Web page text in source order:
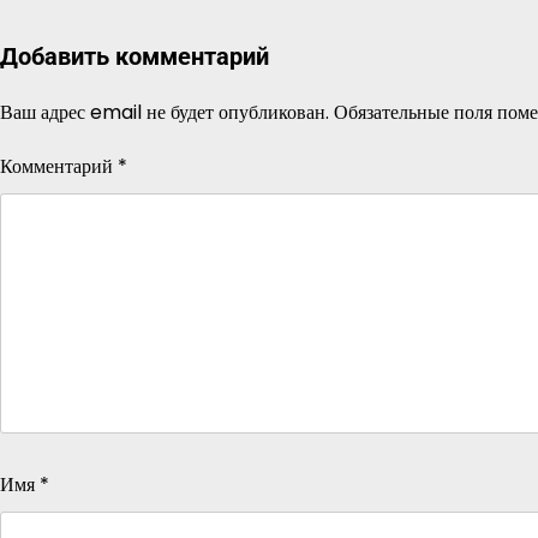
Добавить комментарий
Ваш адрес email не будет опубликован. Обязательные поля
Комментарий *
Имя *